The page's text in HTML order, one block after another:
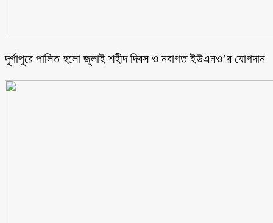
‎দূর্গাপুরে পালিত হলো জুলাই শহীদ দিবস ও নবাগত ইউএনও’র যোগদান ‎